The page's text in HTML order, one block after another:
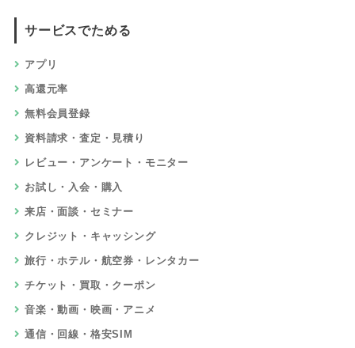
サービスでためる
アプリ
高還元率
無料会員登録
資料請求・査定・見積り
レビュー・アンケート・モニター
お試し・入会・購入
来店・面談・セミナー
クレジット・キャッシング
旅行・ホテル・航空券・レンタカー
チケット・買取・クーポン
音楽・動画・映画・アニメ
通信・回線・格安SIM